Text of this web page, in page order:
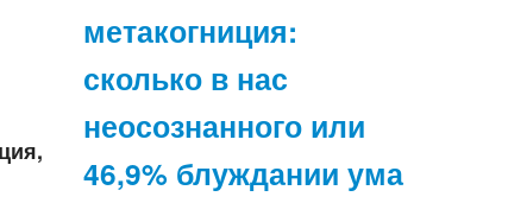
метакогниция:
сколько в нас
неосознанного или
46,9% блуждании ума